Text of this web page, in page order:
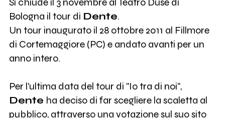
Bologna il tour di Dente.
Un tour inaugurato il 28 ottobre 2011 al Fillmore
di Cortemaggiore (PC) e andato avanti per un
anno intero.
Per l'ultima data del tour di "Io tra di noi",
Dente ha deciso di far scegliere la scaletta al
pubblico, attraverso una votazione sul suo sito